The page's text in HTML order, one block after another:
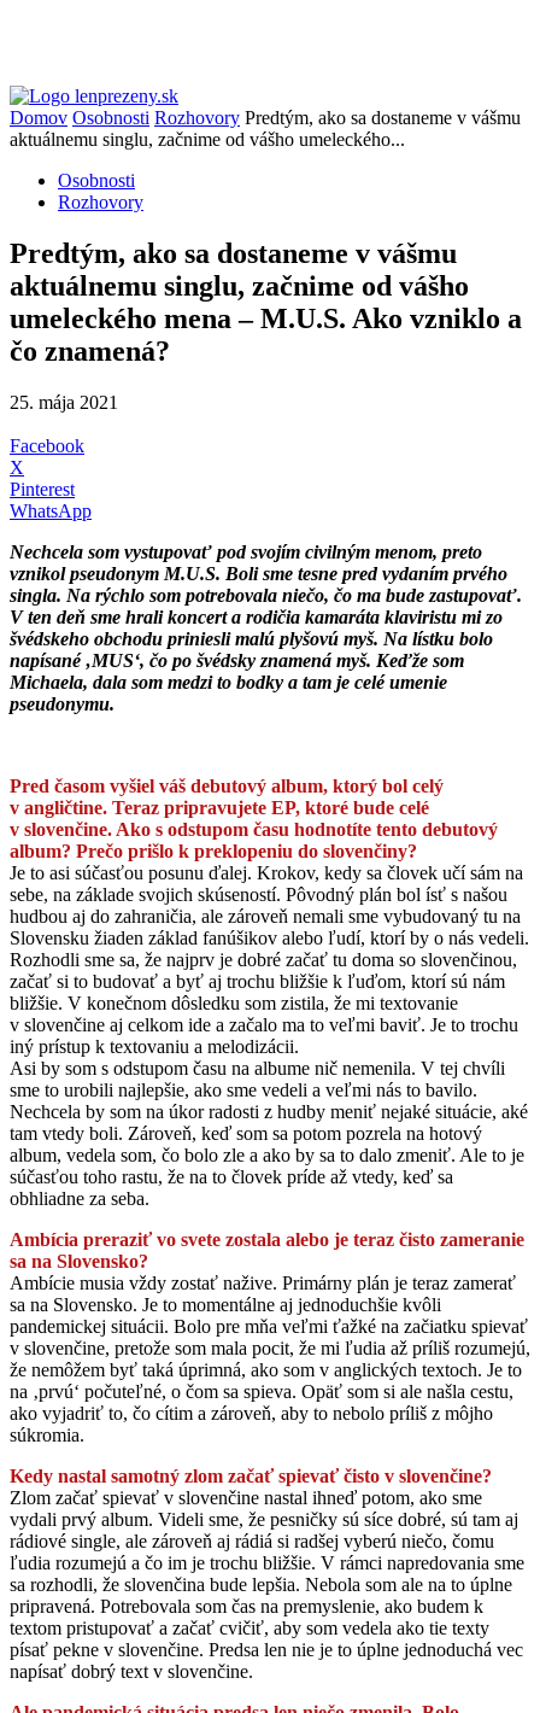
Domov Osobnosti Rozhovory Predtým, ako sa dostaneme v vášmu
aktuálnemu singlu, začnime od vášho umeleckého...
Osobnosti
Rozhovory
Predtým, ako sa dostaneme v vášmu
aktuálnemu singlu, začnime od vášho
umeleckého mena – M.U.S. Ako vzniklo a
čo znamená?
25. mája 2021
Facebook
X
Pinterest
WhatsApp
Nechcela som vystupovať pod svojím civilným menom, preto
vznikol pseudonym M.U.S. Boli sme tesne pred vydaním prvého
singla. Na rýchlo som potrebovala niečo, čo ma bude zastupovať.
V ten deň sme hrali koncert a rodičia kamaráta klaviristu mi zo
švédskeho obchodu priniesli malú plyšovú myš. Na lístku bolo
napísané ‚MUS‘, čo po švédsky znamená myš. Keďže som
Michaela, dala som medzi to bodky a tam je celé umenie
pseudonymu.
Pred časom vyšiel váš debutový album, ktorý bol celý
v angličtine. Teraz pripravujete EP, ktoré bude celé
v slovenčine. Ako s odstupom času hodnotíte tento debutový
album? Prečo prišlo k preklopeniu do slovenčiny?
Je to asi súčasťou posunu ďalej. Krokov, kedy sa človek učí sám na
sebe, na základe svojich skúseností. Pôvodný plán bol ísť s našou
hudbou aj do zahraničia, ale zároveň nemali sme vybudovaný tu na
Slovensku žiaden základ fanúšikov alebo ľudí, ktorí by o nás vedeli.
Rozhodli sme sa, že najprv je dobré začať tu doma so slovenčinou,
začať si to budovať a byť aj trochu bližšie k ľuďom, ktorí sú nám
bližšie. V konečnom dôsledku som zistila, že mi textovanie
v slovenčine aj celkom ide a začalo ma to veľmi baviť. Je to trochu
iný prístup k textovaniu a melodizácii.
Asi by som s odstupom času na albume nič nemenila. V tej chvíli
sme to urobili najlepšie, ako sme vedeli a veľmi nás to bavilo.
Nechcela by som na úkor radosti z hudby meniť nejaké situácie, aké
tam vtedy boli. Zároveň, keď som sa potom pozrela na hotový
album, vedela som, čo bolo zle a ako by sa to dalo zmeniť. Ale to je
súčasťou toho rastu, že na to človek príde až vtedy, keď sa
obhliadne za seba.
Ambícia preraziť vo svete zostala alebo je teraz čisto zameranie
sa na Slovensko?
Ambície musia vždy zostať nažive. Primárny plán je teraz zamerať
sa na Slovensko. Je to momentálne aj jednoduchšie kvôli
pandemickej situácii. Bolo pre mňa veľmi ťažké na začiatku spievať
v slovenčine, pretože som mala pocit, že mi ľudia až príliš rozumejú,
že nemôžem byť taká úprimná, ako som v anglických textoch. Je to
na ‚prvú‘ počuteľné, o čom sa spieva. Opäť som si ale našla cestu,
ako vyjadriť to, čo cítim a zároveň, aby to nebolo príliš z môjho
súkromia.
Kedy nastal samotný zlom začať spievať čisto v slovenčine?
Zlom začať spievať v slovenčine nastal ihneď potom, ako sme
vydali prvý album. Videli sme, že pesničky sú síce dobré, sú tam aj
rádiové single, ale zároveň aj rádiá si radšej vyberú niečo, čomu
ľudia rozumejú a čo im je trochu bližšie. V rámci napredovania sme
sa rozhodli, že slovenčina bude lepšia. Nebola som ale na to úplne
pripravená. Potrebovala som čas na premyslenie, ako budem k
textom pristupovať a začať cvičiť, aby som vedela ako tie texty
písať pekne v slovenčine. Predsa len nie je to úplne jednoduchá vec
napísať dobrý text v slovenčine.